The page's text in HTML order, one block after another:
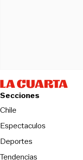
Secciones
Chile
Espectaculos
Deportes
Tendencias